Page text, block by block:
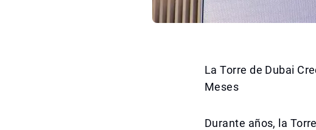
La Torre de Dubai
Meses
Durante años, la